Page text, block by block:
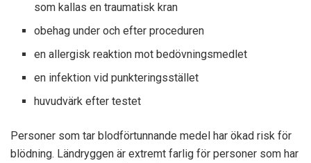
som kallas en traumatisk kran
obehag under och efter proceduren
en allergisk reaktion mot bedövningsmedlet
en infektion vid punkteringsstället
huvudvärk efter testet
Personer som tar blodförtunnande medel har ökad risk för
blödning. Ländryggen är extremt farlig för personer som har